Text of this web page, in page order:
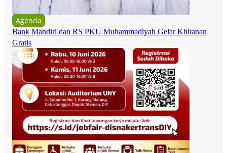
Agenda
Bank Mandiri dan RS PKU Muhammadiyah Gelar Khitanan
Gratis